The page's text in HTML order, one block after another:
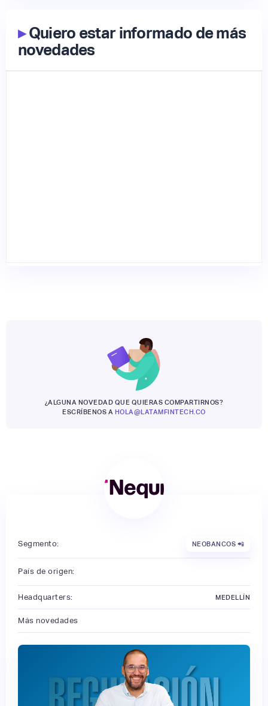
▸Quiero estar informado de más
novedades
¿ALGUNA NOVEDAD QUE QUIERAS COMPARTIRNOS?
ESCRÍBENOS A HOLA@LATAMFINTECH.CO
Segmento: NEOBANCOS 📲
País de origen:
Headquarters: MEDELLÍN
Más novedades